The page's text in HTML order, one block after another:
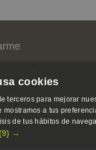
profesionales
de la salud
cookies
terceros para mejorar
a tus
de tus hábitos de
→